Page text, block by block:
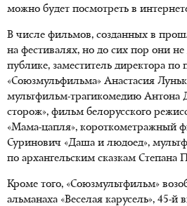
можно будет посмотреть в
В числе фильмов, созданных в
на фестивалях, но до сих пор они
публике, заместитель директора по
«Союзмульфильма» Анастасия
мультфильм-трагикомедию Антона
сторож», фильм белорусского
«Мама-цапля», короткометражный
Суринович «Даша и людоед»,
по архангельским сказкам Степана
Кроме того, «Союзмультфильм»
альманаха «Веселая карусель», 45-й